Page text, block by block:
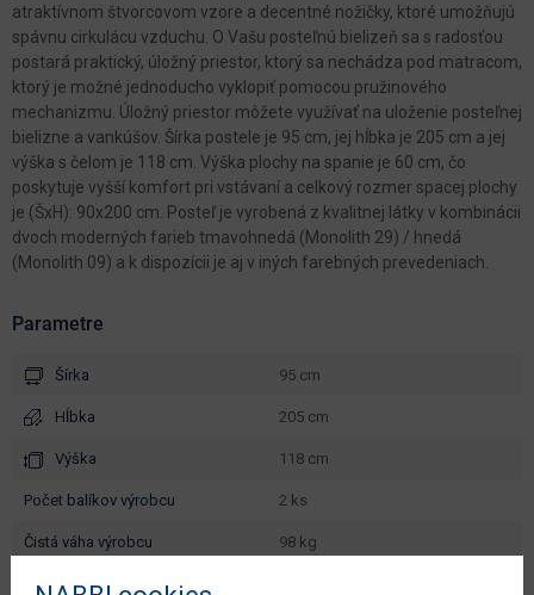
atraktívnom štvorcovom vzore a decentné nožičky, ktoré umožňujú
spávnu cirkulácu vzduchu. O Vašu posteľnú bielizeň sa s radosťou
postará praktický, úložný priestor, ktorý sa nechádza pod matracom,
ktorý je možné jednoducho vyklopiť pomocou pružinového
mechanizmu. Úložný priestor môžete využívať na uloženie posteľnej
bielizne a vankúšov. Šírka postele je 95 cm, jej hĺbka je 205 cm a jej
výška s čelom je 118 cm. Výška plochy na spanie je 60 cm, čo
poskytuje vyšší komfort pri vstávaní a celkový rozmer spacej plochy
je (ŠxH): 90x200 cm. Posteľ je vyrobená z kvalitnej látky v kombinácii
dvoch moderných farieb tmavohnedá (Monolith 29) / hnedá
(Monolith 09) a k dispozícii je aj v iných farebných prevedeniach.
Parametre
Šírka 95 cm
Hĺbka 205 cm
Výška 118 cm
počet balíkov výrobcu 2 ks
čistá váha výrobcu 98 kg